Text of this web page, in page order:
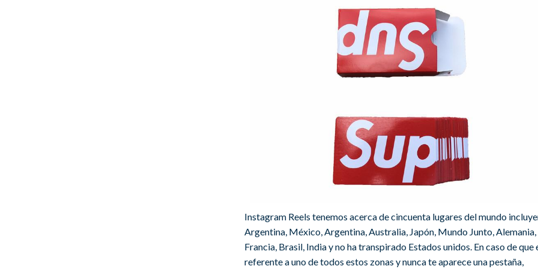
Instagram Reels tenemos acerca de cincuenta lugares del mundo
Argentina, México, Argentina, Australia, Japón, Mundo Junto, Alemania,
Francia, Brasil, India y no ha transpirado Estados unidos. En caso de que
referente a uno de todos estos zonas y nunca te aparece una pestaña,